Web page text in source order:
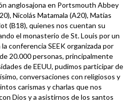
anglosajona en Portsmouth Abbey
Nicolás Matamala (A20), Matías
(B18), quienes nos cuentan su
el monasterio de St. Louis por un
conferencia SEEK organizada por
20.000 personas, principalmente
de EEUU, pudimos participar de
conversaciones con religiosos y
carismas y charlas que nos
Dios y a asistirnos de los santos